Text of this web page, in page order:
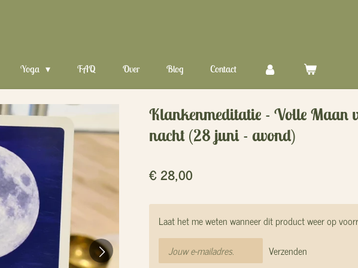
Yoga FAQ Over Blog Contact
Klankenmeditatie - Volle Maan
nacht (28 juni - avond)
€ 28,00
Laat het me weten wanneer dit product weer op
Verzenden